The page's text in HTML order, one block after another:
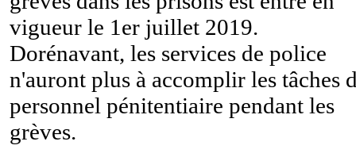
vigueur le 1er juillet 2019.
Dorénavant, les services de police
n'auront plus à accomplir les tâches
personnel pénitentiaire pendant les
grèves.